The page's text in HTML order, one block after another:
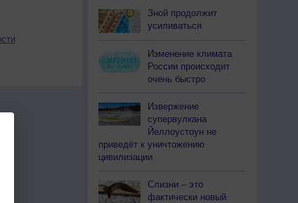
Зной продолжит
усиливаться
Изменение климата
России происходит
очень быстро
Извержение
супервулкана
Йеллоустоун не
приведёт к уничтожению
цивилизации
Слизни – это
фактически новый